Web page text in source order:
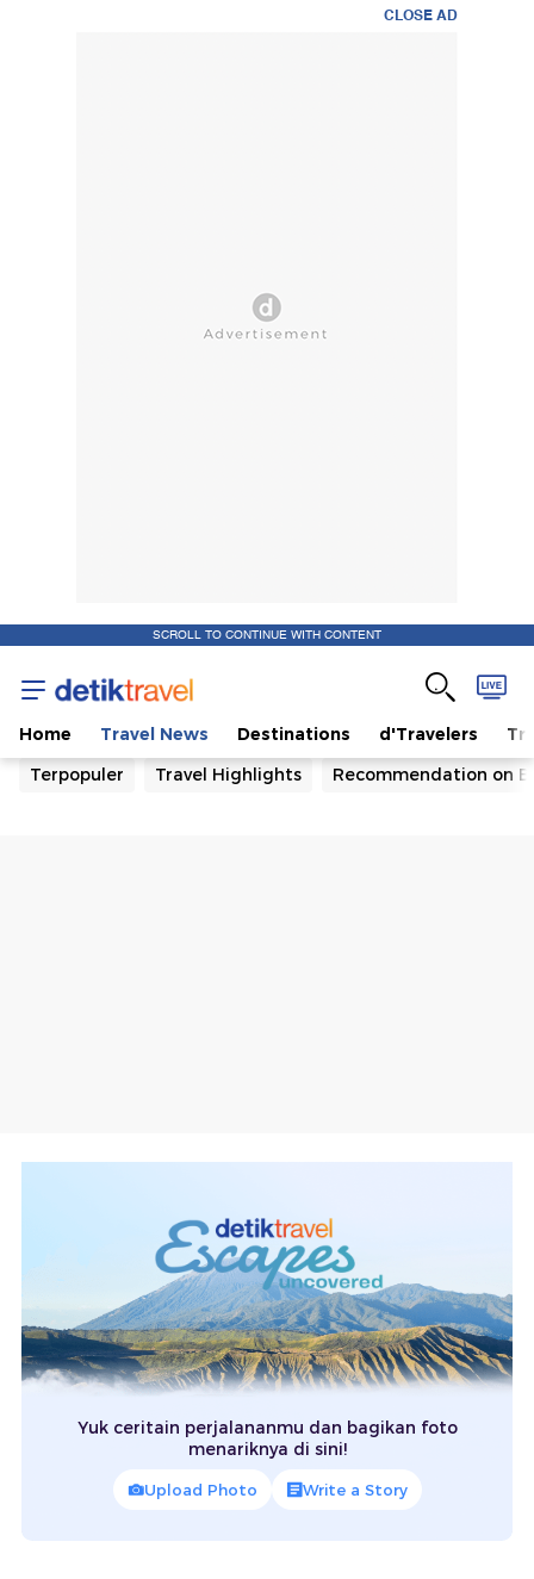
CLOSE AD
SCROLL TO CONTINUE WITH CONTENT
Home Travel News Destinations d'Travelers
Terpopuler
Travel Highlights Recommendation on
Yuk ceritain perjalananmu dan bagikan foto
menariknya di sini!
Upload Photo Write a Story